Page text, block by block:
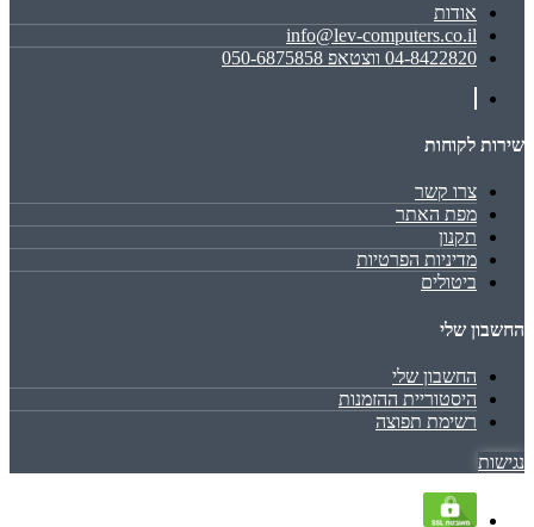
אודות
info@lev-computers.co.il
04-8422820 ווצטאפ 050-6875858
שירות לקוחות
צרו קשר
מפת האתר
תקנון
מדיניות הפרטיות
ביטולים
החשבון שלי
החשבון שלי
היסטוריית ההזמנות
רשימת תפוצה
נגישות